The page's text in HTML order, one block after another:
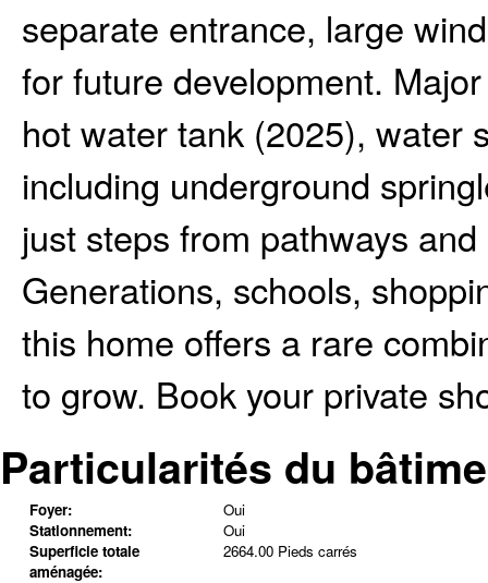
separate entrance, large
for future development.
hot water tank (2025), water
including underground
just steps from pathways
Generations, schools,
this home offers a rare
to grow. Book your private
Particularités du
Foyer:
Oui
Stationnement:
Oui
Superficie totale
aménagée:
2664.00 Pieds carrés